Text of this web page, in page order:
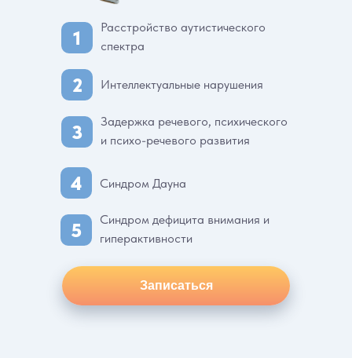
1
Расстройство аутистического
спектра
2 Интеллектуальные нарушения
3
Задержка речевого, психического
и психо-речевого развития
4 Синдром Дауна
5
Синдром дефицита внимания и
гиперактивности
Записаться